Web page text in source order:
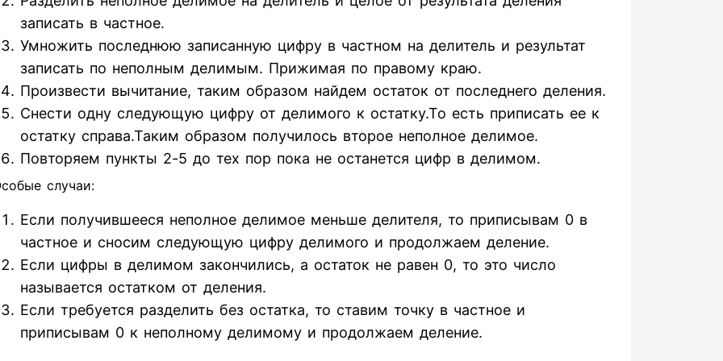
записать в частное.
Умножить последнюю записанную цифру в частном на делитель и результат
записать по неполным делимым. Прижимая по правому краю.
Произвести вычитание, таким образом найдем остаток от последнего деления.
Снести одну следующую цифру от делимого к остатку.То есть приписать ее к
остатку справа.Таким образом получилось второе неполное делимое.
Повторяем пункты 2-5 до тех пор пока не останется цифр в делимом.
случаи:
Если получившееся неполное делимое меньше делителя, то приписывам 0 в
частное и сносим следующую цифру делимого и продолжаем деление.
Если цифры в делимом закончились, а остаток не равен 0, то это число
называется остатком от деления.
Если требуется разделить без остатка, то ставим точку в частное и
приписывам 0 к неполному делимому и продолжаем деление.